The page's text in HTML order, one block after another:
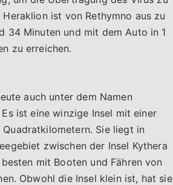
ist von Rethymno aus zu
34 Minuten und mit dem Auto in 1
zu erreichen.
auch unter dem Namen
ist eine winzige Insel mit einer
Sie liegt in
zwischen der Insel Kythera
mit Booten und Fähren von
Obwohl die Insel klein ist, hat sie